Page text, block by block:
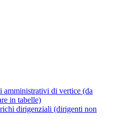
amministrativi di vertice (da
in tabelle)
dirigenziali (dirigenti non